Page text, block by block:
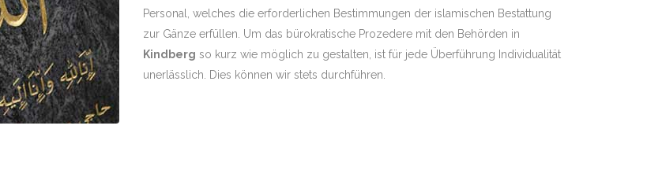
Personal, welches die erforderlichen Bestimmungen der islamischen Bestattung
zur Gänze erfüllen. Um das bürokratische Prozedere mit den Behörden in
Kindberg so kurz wie möglich zu gestalten, ist für jede Überführung Individualität
unerlässlich. Dies können wir stets durchführen.